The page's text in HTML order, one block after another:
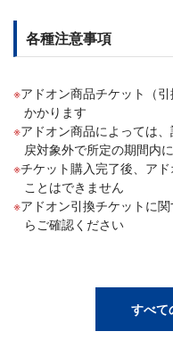
各種注意事項
アドオン商品チケット（
かかります
アドオン商品によっては
戻対象外で所定の期間内
チケット購入完了後、ア
ことはできません
アドオン引換チケットに関
らご確認ください
すべて